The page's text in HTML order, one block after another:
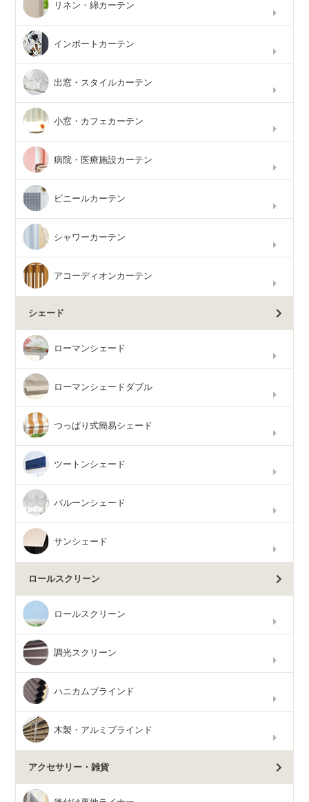
リネン・綿カーテン
インポートカーテン
出窓・スタイルカーテン
小窓・カフェカーテン
病院・医療施設カーテン
ビニールカーテン
シャワーカーテン
アコーディオンカーテン
シェード
ローマンシェード
ローマンシェードダブル
つっぱり式簡易シェード
ツートンシェード
バルーンシェード
サンシェード
ロールスクリーン
ロールスクリーン
調光スクリーン
ハニカムブラインド
木製・アルミブラインド
アクセサリー・雑貨